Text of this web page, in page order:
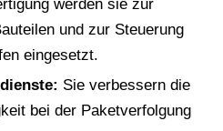
werden sie zur
und zur Steuerung
eingesetzt.
Sie verbessern die
bei der Paketverfolgung